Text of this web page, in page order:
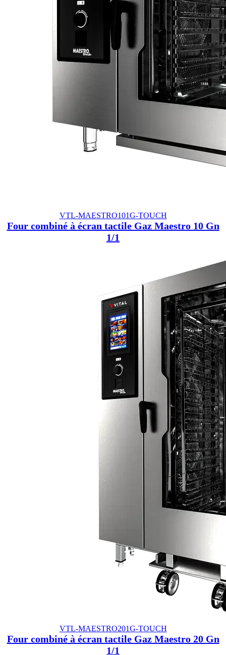
VTL-MAESTRO101G-TOUCH
Four combiné à écran tactile Gaz Maestro 10 Gn
1/1
VTL-MAESTRO201G-TOUCH
Four combiné à écran tactile Gaz Maestro 20 Gn
1/1